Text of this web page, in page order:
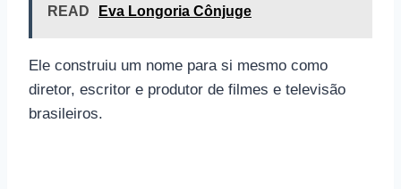
READ Eva Longoria Cônjuge
Ele construiu um nome para si mesmo como
diretor, escritor e produtor de filmes e televisão
brasileiros.